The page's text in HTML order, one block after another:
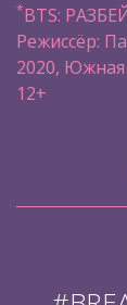
*BTS:
Режиссёр:
2020, Южная
12+